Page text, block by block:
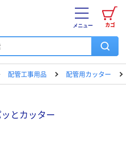
カゴ
メニュー
配管工事用品 配管用カッター
とカッター